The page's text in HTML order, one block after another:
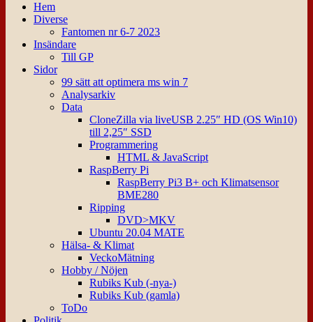
Hem
Diverse
Fantomen nr 6-7 2023
Insändare
Till GP
Sidor
99 sätt att optimera ms win 7
Analysarkiv
Data
CloneZilla via liveUSB 2.25″ HD (OS Win10)
till 2,25″ SSD
Programmering
HTML & JavaScript
RaspBerry Pi
RaspBerry Pi3 B+ och Klimatsensor
BME280
Ripping
DVD>MKV
Ubuntu 20.04 MATE
Hälsa- & Klimat
VeckoMätning
Hobby / Nöjen
Rubiks Kub (-nya-)
Rubiks Kub (gamla)
ToDo